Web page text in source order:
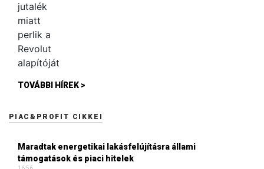
TOVÁBBI HÍREK >
PIAC&PROFIT CIKKEI
Maradtak energetikai lakásfelújításra állami
támogatások és piaci hitelek